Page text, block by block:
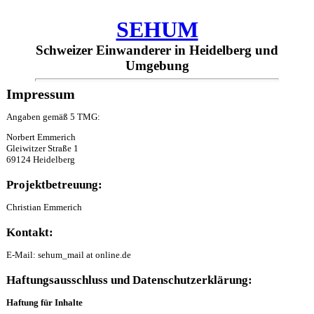
SEHUM
Schweizer Einwanderer in Heidelberg und
Umgebung
Impressum
Angaben gemäß 5 TMG:
Norbert Emmerich
Gleiwitzer Straße 1
69124 Heidelberg
Projektbetreuung:
Christian Emmerich
Kontakt:
E-Mail: sehum_mail at online.de
Haftungsausschluss und Datenschutzerklärung:
Haftung für Inhalte